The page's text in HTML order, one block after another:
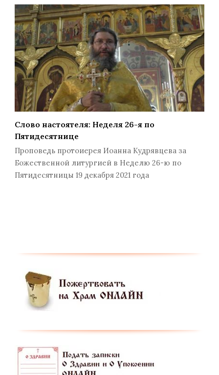
Слово настоятеля: Неделя 26-я по
Пятидесятнице
Проповедь протоиерея Иоанна Кудрявцева за
Божественной литургией в Неделю 26-ю по
Пятидесятницы 19 декабря 2021 года